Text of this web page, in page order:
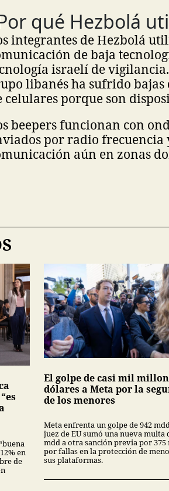
qué Hezbolá
integrantes de Hezbolá
de baja
israelí de
libanés ha sufrido
celulares porque son
beepers funcionan con
por radio
aún en zonas
en
de
El golpe de casi mil
dólares a Meta por la
de los menores
Meta enfrenta un golpe de 942
juez de EU sumó una nueva multa
mdd a otra sanción previa por 375
por fallas en la protección de
sus plataformas.